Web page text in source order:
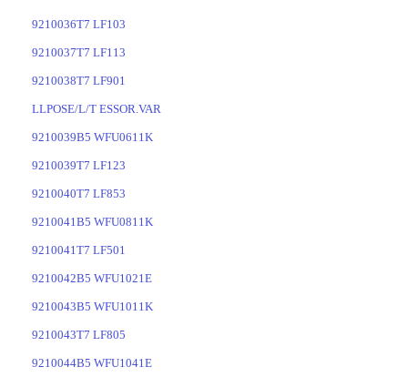
9210036T7 LF103
9210037T7 LF113
9210038T7 LF901
LLPOSE/L/T ESSOR.VAR
9210039B5 WFU0611K
9210039T7 LF123
9210040T7 LF853
9210041B5 WFU0811K
9210041T7 LF501
9210042B5 WFU1021E
9210043B5 WFU1011K
9210043T7 LF805
9210044B5 WFU1041E